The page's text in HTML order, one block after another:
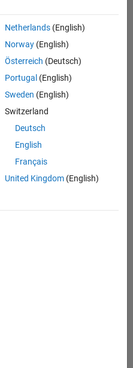
Netherlands(English)
Norway(English)
Österreich (Deutsch)
Portugal (English)
Sweden (English)
Switzerland
Deutsch
English
Français
United Kingdom(English)